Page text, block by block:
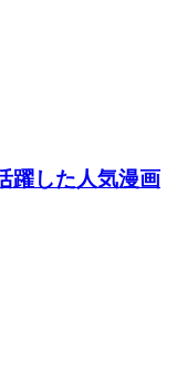
躍した人気漫画